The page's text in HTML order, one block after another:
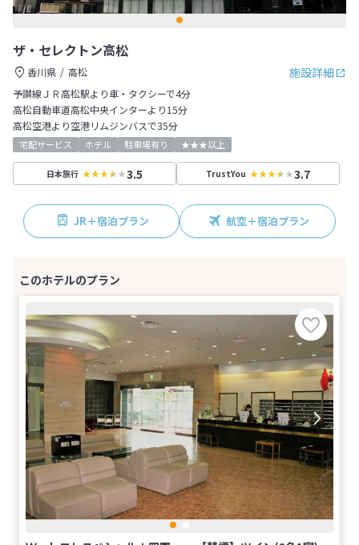
ザ・セレクトン高松
施設詳細
香川県
高松
予讃線ＪＲ高松駅より車・タクシーで4分
高松自動車道高松中央インターより15分
高松空港より空港リムジンバスで35分
宅配サービス ホテル 駐車場有り ★★★以上
日本旅行 3.5 TrustYou 3.7
JR＋宿泊プラン 航空＋宿泊プラン